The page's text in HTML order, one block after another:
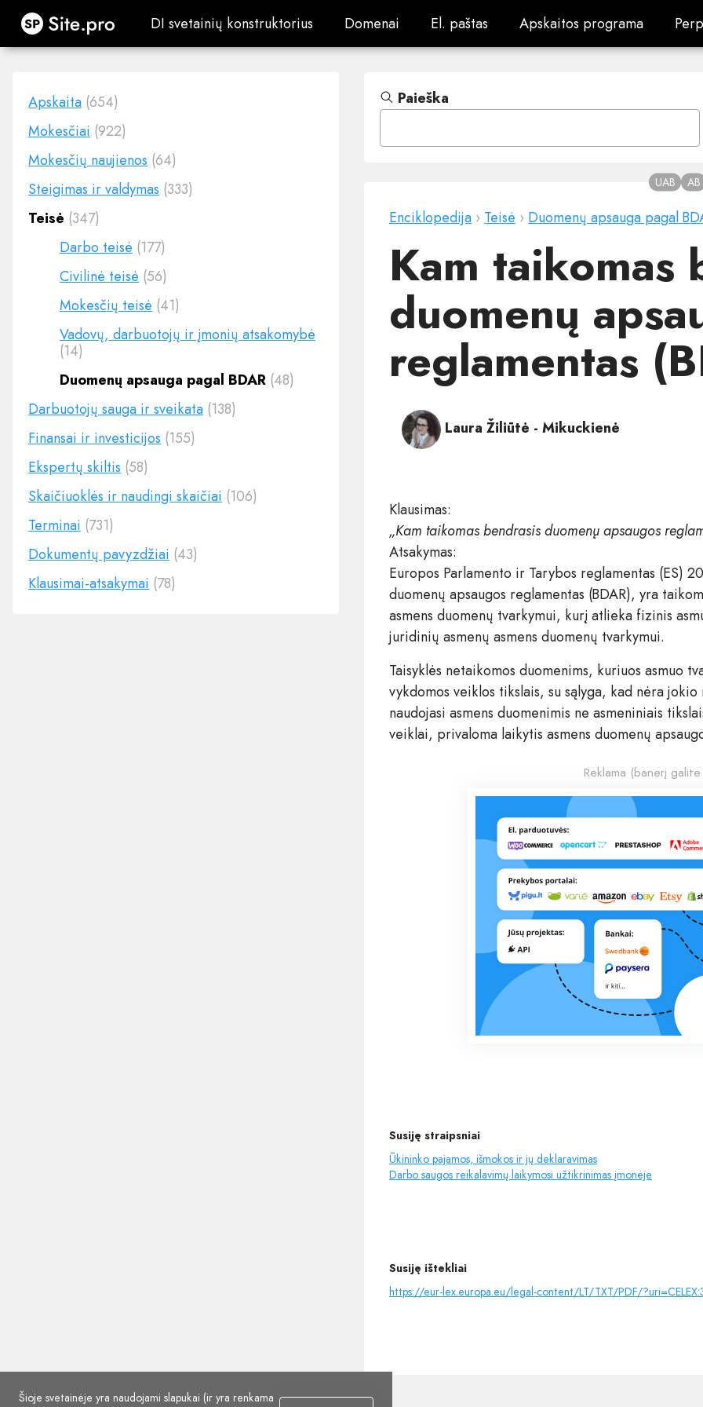
Site.pro DI svetainių konstruktorius
DI svetainių konstruktorius Domenai
Domenai El. paštas
El. paštas Apskaitos programa
Apskaitos programa
Apskaita (654)
Mokesčiai (922)
Mokesčių naujienos (64)
Steigimas ir valdymas (333)
Teisė (347)
Darbo teisė (177)
Civilinė teisė (56)
Mokesčių teisė (41)
Vadovų, darbuotojų ir įmonių atsakomybė
(14)
Duomenų apsauga pagal BDAR (48)
Darbuotojų sauga ir sveikata (138)
Finansai ir investicijos (155)
Ekspertų skiltis (58)
Skaičiuoklės ir naudingi skaičiai (106)
Terminai (731)
Dokumentų pavyzdžiai (43)
Klausimai-atsakymai (78)
Paieška
Enciklopedija › Teisė › Duomenų apsauga pagal
Kam taikomas
duomenų
reglamentas
UAB AB
Laura Žiliūtė - Mikuckienė
Klausimas:
„Kam taikomas bendrasis duomenų apsaugos
Atsakymas:
Europos Parlamento ir Tarybos reglamentas (ES)
duomenų apsaugos reglamentas (BDAR), yra
asmens duomenų tvarkymui, kurį atlieka fizinis
juridinių asmenų asmens duomenų tvarkymui.
Taisyklės netaikomos duomenims, kuriuos asmuo
vykdomos veiklos tikslais, su sąlyga, kad nėra
naudojasi asmens duomenimis ne asmeniniais
veiklai, privaloma laikytis asmens duomenų
Reklama (banerį
Susiję straipsniai
Ūkininko pajamos, išmokos ir jų deklaravimas
Darbo saugos reikalavimų laikymosi užtikrinimas įmonėje
Susiję ištekliai
https://eur-lex.europa.eu/legal-content/LT/TXT/PDF/
Šioje svetainėje yra naudojami slapukai (ir yra renkama